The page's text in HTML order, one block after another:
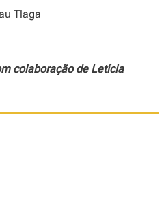
Tlaga
colaboração de Letícia